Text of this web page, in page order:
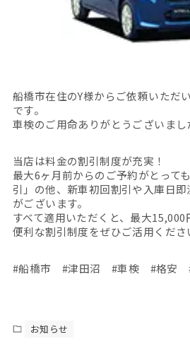
船橋市在住のY様からご依頼いただ
です。
車検のご用命ありがとうございまし
当店は料金の割引制度が充実！
最大6ヶ月前からのご予約がとって
引」の他、新車初回割引や入庫日
がございます。
すべて適用いただくと、最大15,000
便利な割引制度をぜひご活用くださ
#船橋市 #津田沼 #車検 #格安
お知らせ